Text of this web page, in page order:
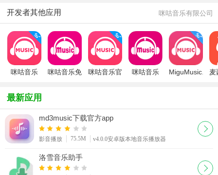
开发者其他应用 咪咕音乐有限公司
咪咕音乐
咪咕音乐免
咪咕音乐官
咪咕音乐
MiguMusic.exe
麦
最新应用
md3music下载官方app
影音播放 75.5M v4.0.0安卓版本地音乐播放器
洛雪音乐助手